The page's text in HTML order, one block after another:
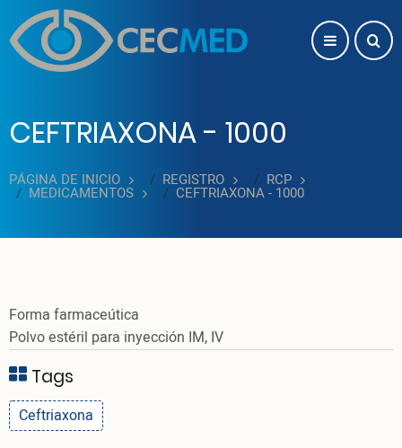
Pasar al contenido principal
CEFTRIAXONA - 1000
PÁGINA DE INICIO REGISTRO RCP
MEDICAMENTOS CEFTRIAXONA - 1000
Forma farmaceútica
Polvo estéril para inyección IM, IV
Tags
Ceftriaxona